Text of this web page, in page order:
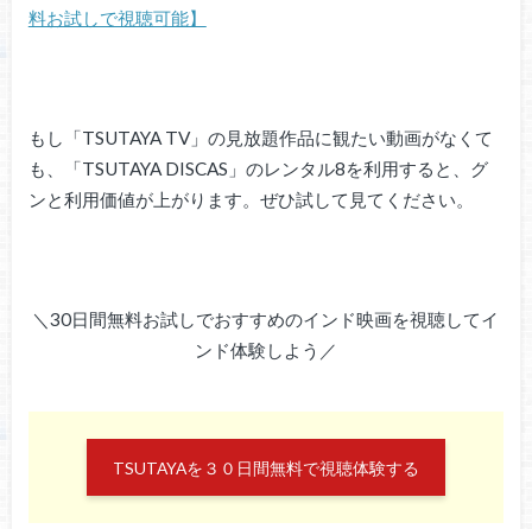
料お試しで視聴可能】
もし「TSUTAYA TV」の見放題作品に観たい動画がなくて
も、「TSUTAYA DISCAS」のレンタル8を利用すると、グ
ンと利用価値が上がります。ぜひ試して見てください。
＼30日間無料お試しでおすすめのインド映画を視聴してイ
ンド体験しよう／
TSUTAYAを３０日間無料で視聴体験する